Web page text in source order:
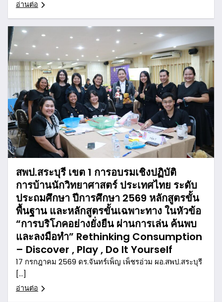
อ่านต่อ
สพป.สระบุรี เขต 1 การอบรมเชิงปฏิบัติ
การบ้านนักวิทยาศาสตร์ ประเทศไทย ระดับ
ประถมศึกษา ปีการศึกษา 2569 หลักสูตรขั้น
พื้นฐาน และหลักสูตรขั้นเฉพาะทาง ในหัวข้อ
“การบริโภคอย่างยั่งยืน ผ่านการเล่น ค้นพบ
และลงมือทำ” Rethinking Consumption
– Discover , Play , Do It Yourself
17 กรกฎาคม 2569 ดร.จันทร์เพ็ญ เพ็ชรอ่วม ผอ.สพป.สระบุรี
[…]
อ่านต่อ